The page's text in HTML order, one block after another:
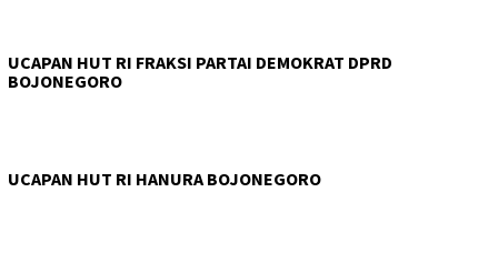
UCAPAN HUT RI FRAKSI PARTAI DEMOKRAT DPRD
BOJONEGORO
UCAPAN HUT RI HANURA BOJONEGORO